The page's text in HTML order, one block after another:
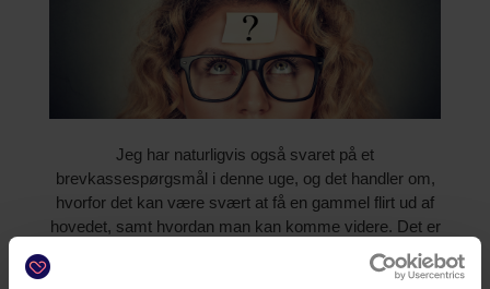
Jeg har naturligvis også svaret på et
brevkassespørgsmål i denne uge, og det handler om,
hvorfor det kan være svært at få en gammel flirt ud af
hovedet, samt hvordan man kan komme videre. Det er
så let at ende i denne situation, og mon ikke du selv
har været der eller kender nogen, som har? Der er en